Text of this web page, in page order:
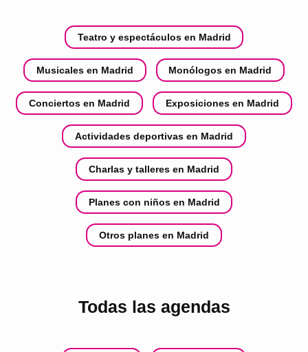
Teatro y espectáculos en Madrid
Musicales en Madrid Monólogos en Madrid
Conciertos en Madrid Exposiciones en Madrid
Actividades deportivas en Madrid
Charlas y talleres en Madrid
Planes con niños en Madrid
Otros planes en Madrid
Todas las agendas